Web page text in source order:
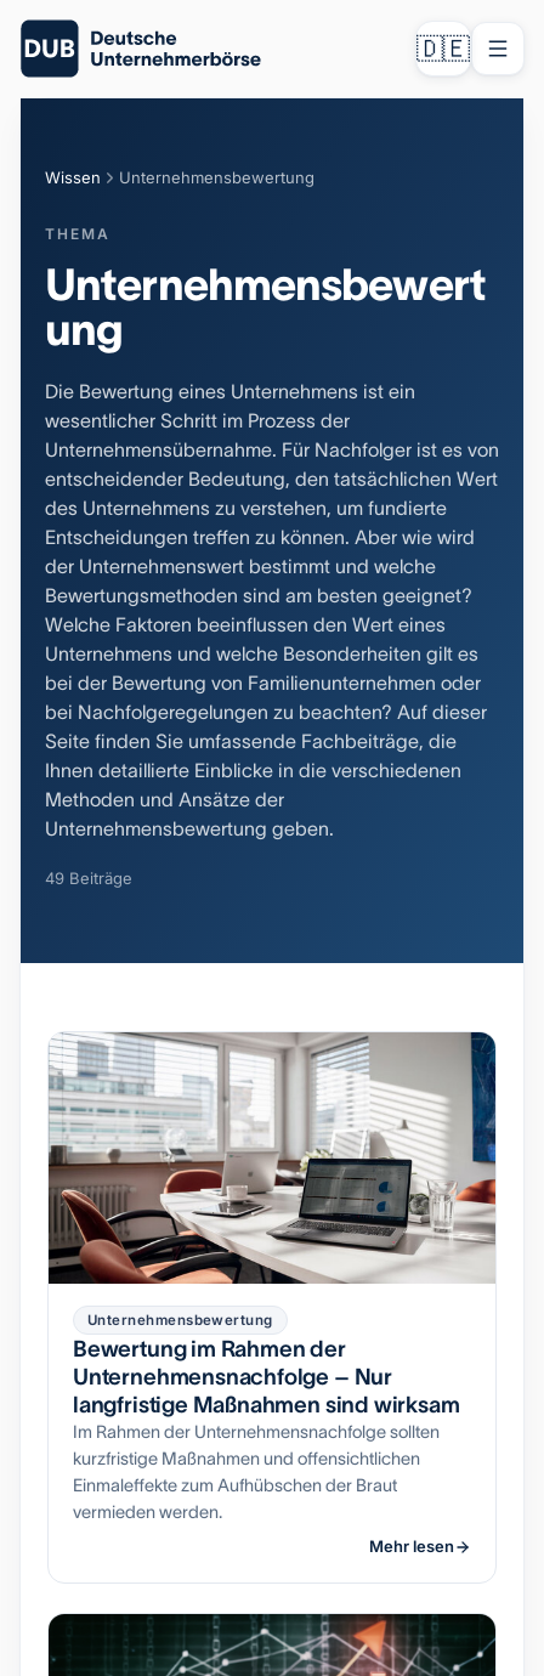
🇩🇪
Wissen Unternehmensbewertung
THEMA
Unternehmensbewert
ung
Die Bewertung eines Unternehmens ist ein
wesentlicher Schritt im Prozess der
Unternehmensübernahme. Für Nachfolger ist es von
entscheidender Bedeutung, den tatsächlichen Wert
des Unternehmens zu verstehen, um fundierte
Entscheidungen treffen zu können. Aber wie wird
der Unternehmenswert bestimmt und welche
Bewertungsmethoden sind am besten geeignet?
Welche Faktoren beeinflussen den Wert eines
Unternehmens und welche Besonderheiten gilt es
bei der Bewertung von Familienunternehmen oder
bei Nachfolgeregelungen zu beachten? Auf dieser
Seite finden Sie umfassende Fachbeiträge, die
Ihnen detaillierte Einblicke in die verschiedenen
Methoden und Ansätze der
Unternehmensbewertung geben.
49 Beiträge
Unternehmensbewertung
Bewertung im Rahmen der
Unternehmensnachfolge – Nur
langfristige Maßnahmen sind wirksam
Im Rahmen der Unternehmensnachfolge sollten
kurzfristige Maßnahmen und offensichtlichen
Einmaleffekte zum Aufhübschen der Braut
vermieden werden.
Mehr lesen